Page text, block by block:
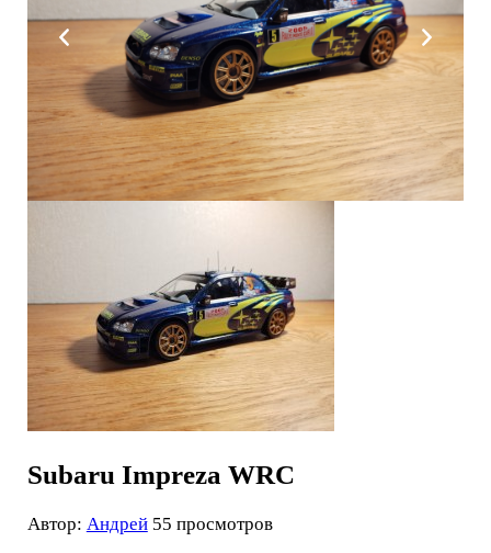
Subaru Impreza WRC
Автор: Андрей 55 просмотров